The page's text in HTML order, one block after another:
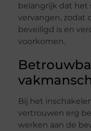
belangrijk dat
vervangen, zodat
beveiligd is en
voorkomen.
Bij het
vertrouwen erg
werken aan de